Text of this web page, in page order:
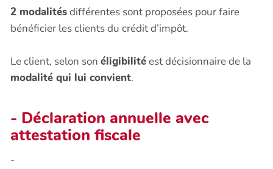
2 modalitésdifférentes sont proposées pour faire
bénéficier les clients du crédit d’impôt.
Le client, selon son éligibilitéest décisionnaire de la
modalité qui lui convient.
- Déclaration annuelle avec
attestation fiscale
-